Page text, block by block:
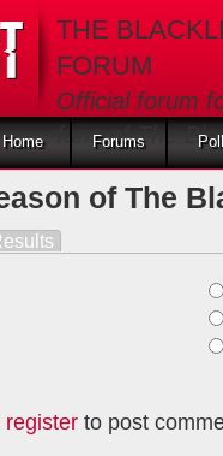
THE
FORUM
Official forum
fans of The
Home Forums
of The
tab)
registerto post